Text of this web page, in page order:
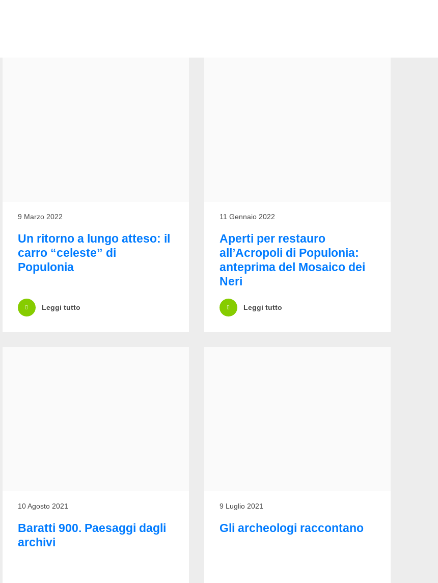
9 Marzo 2022
Un ritorno a lungo atteso: il
carro “celeste” di
Populonia
Leggi tutto
11 Gennaio 2022
Aperti per restauro
all’Acropoli di Populonia:
anteprima del Mosaico dei
Neri
Leggi tutto
10 Agosto 2021
Baratti 900. Paesaggi dagli
archivi
9 Luglio 2021
Gli archeologi raccontano